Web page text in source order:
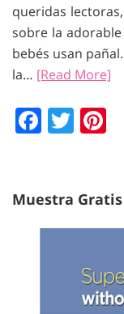
queridas
sobre la
bebés usan
la… [Read More]
Muestra